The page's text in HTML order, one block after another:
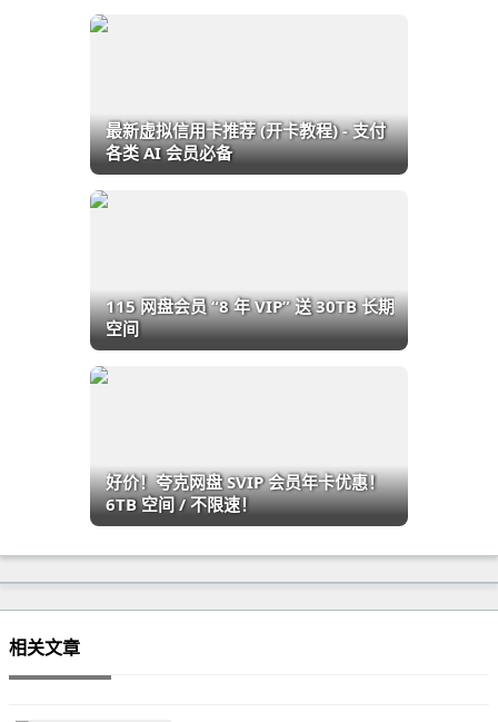
最新虚拟信用卡推荐 (开卡教程) - 支付
各类 AI 会员必备
115 网盘会员 “8 年 VIP” 送 30TB 长期
空间
好价！夸克网盘 SVIP 会员年卡优惠！
6TB 空间 / 不限速！
相关文章